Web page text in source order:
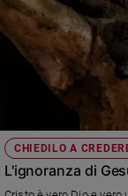
Legalità
giustizia
Sport
Interviste
Papa
Papa
CHIEDILO A
L'ignoranza di